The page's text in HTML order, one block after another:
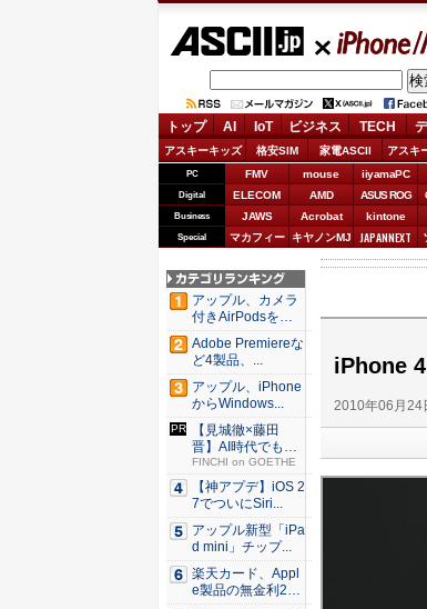
iPhone/
トップ AI IoT ビジネス TECH
アスキーキッズ 格安SIM 家電ASCII アスキ
PC FMV mouse iiyamaPC
Digital ELECOM AMD ASUS ROG
Business JAWS Acrobat kintone
Special マカフィー キヤノンMJ JAPANNEXT
iPhone
2010年06月24
アップル、カメラ
付きAirPodsを年
内...
Adobe Premiereな
ど4製品、...
アップル、iPhone
からWindows...
【見城徹×藤田
晋】AI時代でも変
わらない...
FINCHI on GOETHE
【神アプデ】iOS 2
7でついにSiri...
アップル新型「iPa
d mini」チップ...
楽天カード、Appl
e製品の無金利24